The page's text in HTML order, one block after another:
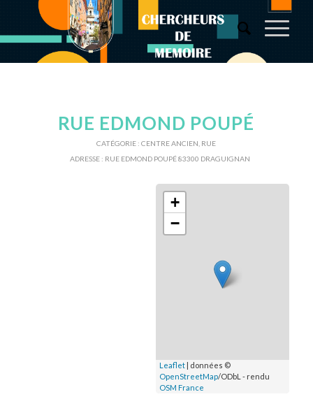
RUE EDMOND POUPÉ
CATÉGORIE :CENTRE ANCIEN RUE
ADRESSE : RUE EDMOND POUPÉ 83300 DRAGUIGNAN
+
−
Leaflet | données ©
OpenStreetMap/ODbL - rendu
OSM France